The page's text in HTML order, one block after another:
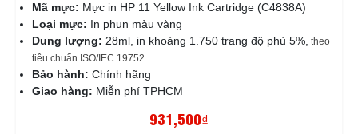
Mã mực: Mực in HP 11 Yellow Ink Cartridge (C4838A)
Loại mực: In phun màu vàng
Dung lượng: 28ml, in khoảng 1.750 trang độ phủ 5%, theo
tiêu chuẩn ISO/IEC 19752.
Bảo hành: Chính hãng
Giao hàng: Miễn phí TPHCM
931,500₫